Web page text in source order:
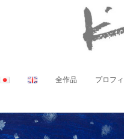
全作品 プロフ